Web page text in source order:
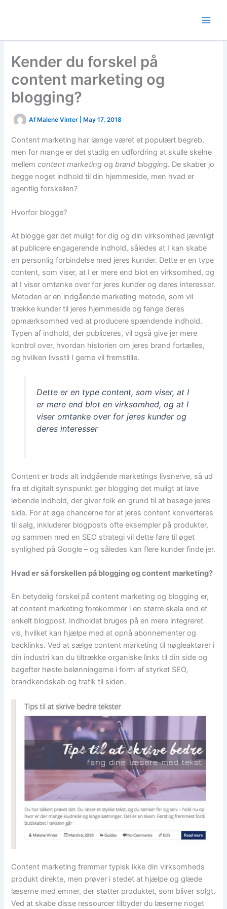
Kender du forskel på
content marketing og
blogging?
Af Malene Vinter May 17, 2018
Content marketing har længe været et populært begreb,
men for mange er det stadig en udfordring at skulle skelne
mellemcontent marketing ogbrand blogging. De skaber jo
begge noget indhold til din hjemmeside, men hvad er
egentlig forskellen?
Hvorfor blogge?
At blogge gør det muligt for dig og din virksomhed jævnligt
at publicere engagerende indhold, således at I kan skabe
en personlig forbindelse med jeres kunder. Dette er en type
content, som viser, at I er mere end blot en virksomhed, og
at I viser omtanke over for jeres kunder og deres interesser.
Metoden er en indgående marketing metode, som vil
trække kunder til jeres hjemmeside og fange deres
opmærksomhed ved at producere spændende indhold.
Typen af indhold, der publiceres, vil også give jer mere
kontrol over, hvordan historien om jeres brand fortælles,
og hvilken livsstil I gerne vil fremstille.
Dette er en type content, som viser, at I
er mere end blot en virksomhed, og at I
viser omtanke over for jeres kunder og
deres interesser
Content er trods alt indgående marketings livsnerve, så ud
fra et digitalt synspunkt gør blogging det muligt at lave
løbende indhold, der giver folk en grund til at besøge jeres
side. For at øge chancerne for at jeres content konverteres
til salg, inkluderer blogposts ofte eksempler på produkter,
og sammen med en SEO strategi vil dette føre til øget
synlighed på Google – og således kan flere kunder finde jer.
Hvad er så forskellen på blogging og content marketing?
En betydelig forskel på content marketing og blogging er,
at content marketing forekommer i en større skala end et
enkelt blogpost. Indholdet bruges på en mere integreret
vis, hvilket kan hjælpe med at opnå abonnementer og
backlinks. Ved at sælge content marketing til nøgleaktører i
din industri kan du tiltrække organiske links til din side og
bagefter høste belønningerne i form af styrket SEO,
brandkendskab og trafik til siden.
Content marketing fremmer typisk ikke din virksomheds
produkt direkte, men prøver i stedet at hjælpe og glæde
læserne med emner, der støtter produktet, som bliver solgt.
Ved at skabe disse ressourcer tilbyder du læserne noget